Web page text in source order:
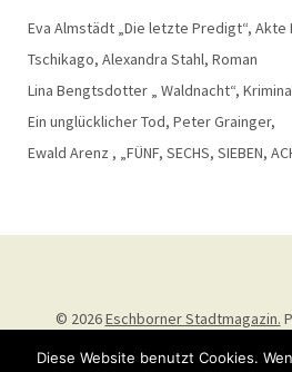
Eva Almstädt „Die letzte Predigt“, Akte
Tschikago, Alexandra Stahl, Roman
Lina Bengtsdotter „ Waldnacht“,
Ein unglücklicher Tod, Peter Grainger,
Ewald Arenz , „FÜNF, SECHS, SIEBEN,
© 2026Eschborner Stadtmagazin.
Diese Website benutzt Cookies.